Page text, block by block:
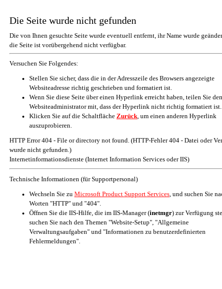
Die Seite wurde nicht gefunden
Die von Ihnen gesuchte Seite wurde eventuell entfernt, ihr Name wurde
die Seite ist vorübergehend nicht verfügbar.
Versuchen Sie Folgendes:
Stellen Sie sicher, dass die in der Adresszeile des Browsers angezeigte
Websiteadresse richtig geschrieben und formatiert ist.
Wenn Sie diese Seite über einen Hyperlink erreicht haben, teilen Sie
Websiteadministrator mit, dass der Hyperlink nicht richtig formatiert ist.
Klicken Sie auf die Schaltfläche Zurück, um einen anderen Hyperlink
auszuprobieren.
HTTP Error 404 - File or directory not found. (HTTP-Fehler 404 - Datei oder
wurde nicht gefunden.)
Internetinformationsdienste (Internet Information Services oder IIS)
Technische Informationen (für Supportpersonal)
Wechseln Sie zu Microsoft Product Support Services , und suchen Sie
Worten "HTTP" und "404".
Öffnen Sie die IIS-Hilfe, die im IIS-Manager (inetmgr) zur Verfügung
suchen Sie nach den Themen "Website-Setup", "Allgemeine
Verwaltungsaufgaben" und "Informationen zu benutzerdefinierten
Fehlermeldungen".